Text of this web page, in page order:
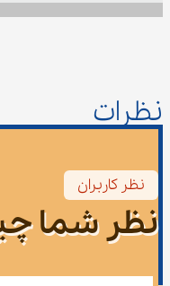
نظرات
نظر کاربران
نظر شما